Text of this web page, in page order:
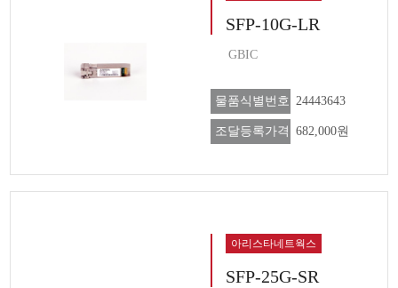
SFP-10G-LR
GBIC
물품식별번호 24443643
조달등록가격 682,000원
아리스타네트웍스
SFP-25G-SR